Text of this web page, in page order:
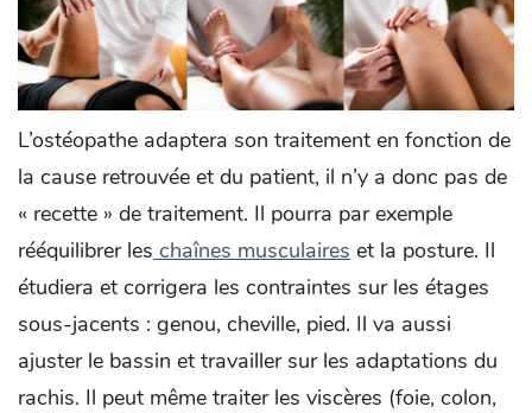
L’ostéopathe adaptera son traitement en fonction de
la cause retrouvée et du patient, il n’y a donc pas de
« recette » de traitement. Il pourra par exemple
rééquilibrer les chaînes musculaires et la posture. Il
étudiera et corrigera les contraintes sur les étages
sous-jacents : genou, cheville, pied. Il va aussi
ajuster le bassin et travailler sur les adaptations du
rachis. Il peut même traiter les viscères (foie, colon,